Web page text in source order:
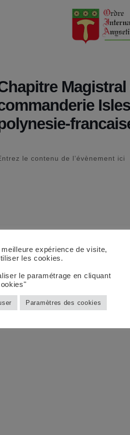
Magistral
le contenu de l’évènement ici
expérience de visite,
les cookies.
le paramétrage en cliquant
Paramètres des cookies